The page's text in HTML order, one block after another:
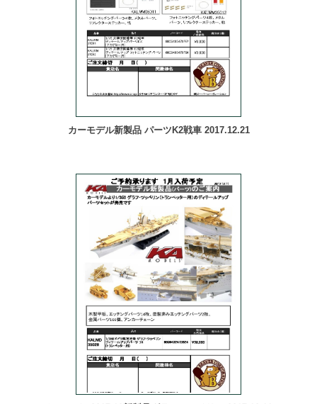
カーモデル新製品 パーツK2戦車 2017.12.21